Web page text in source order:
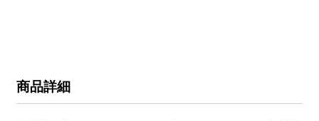
商品詳細